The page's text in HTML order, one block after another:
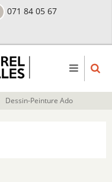
071 84 05 67
Dessin-Peinture Ado